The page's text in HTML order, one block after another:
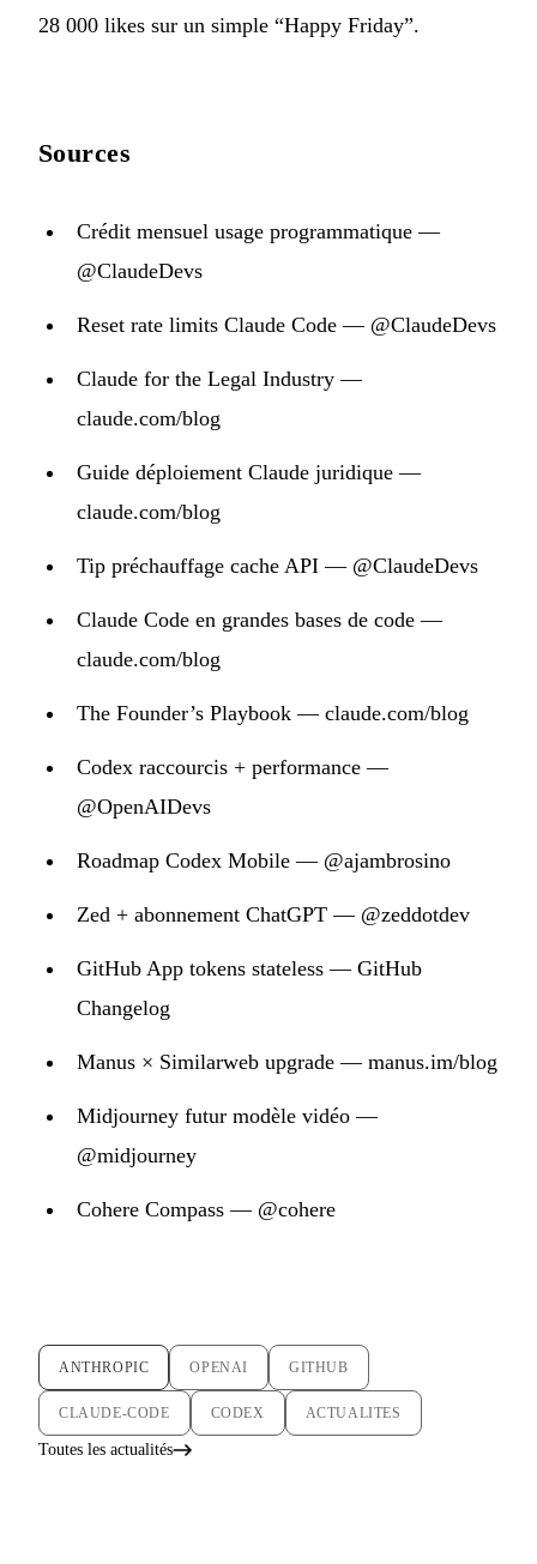
28 000 likes sur un simple “Happy Friday”.
Sources
Crédit mensuel usage programmatique —
@ClaudeDevs
Reset rate limits Claude Code — @ClaudeDevs
Claude for the Legal Industry —
claude.com/blog
Guide déploiement Claude juridique —
claude.com/blog
Tip préchauffage cache API — @ClaudeDevs
Claude Code en grandes bases de code —
claude.com/blog
The Founder’s Playbook — claude.com/blog
Codex raccourcis + performance —
@OpenAIDevs
Roadmap Codex Mobile — @ajambrosino
Zed + abonnement ChatGPT — @zeddotdev
GitHub App tokens stateless — GitHub
Changelog
Manus × Similarweb upgrade — manus.im/blog
Midjourney futur modèle vidéo —
@midjourney
Cohere Compass — @cohere
ANTHROPIC OPENAI GITHUB
CLAUDE-CODE CODEX ACTUALITES
Toutes les actualités